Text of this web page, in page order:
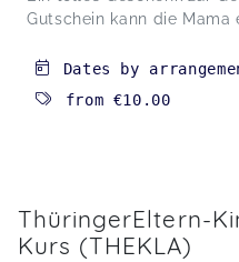
Gutschein kann die Mama
Dates by
from €10.00
ThüringerEltern-
Kurs (THEKLA)